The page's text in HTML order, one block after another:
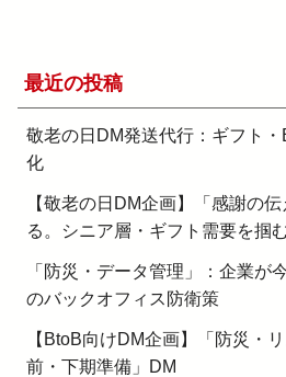
最近の投稿
敬老の日DM発送代行：ギフト
化
【敬老の日DM企画】「感謝の
る。シニア層・ギフト需要を掴
「防災・データ管理」：企業が
のバックオフィス防衛策
【BtoB向けDM企画】「防災・
前・下期準備」DM